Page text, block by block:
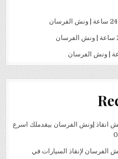
انقاذ |ونش الفرسان بيقدملك اسرع
الفرسان لإنقاذ السيارات في